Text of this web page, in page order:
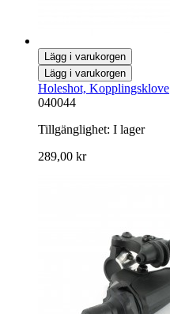
Lägg i varukorgen
Lägg i varukorgen
Holeshot, Kopplingsklove
040044
Tillgänglighet: I lager
289,00 kr